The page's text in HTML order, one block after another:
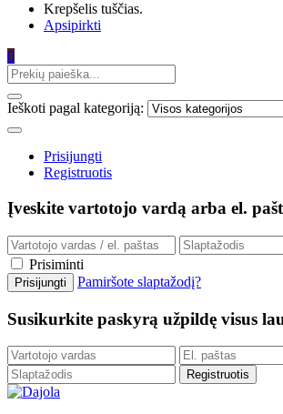
Krepšelis tuščias.
Apsipirkti
0
Ieškoti pagal kategoriją:
Prisijungti
Registruotis
Įveskite vartotojo vardą arba el.
Prisiminti
Pamiršote slaptažodį?
Susikurkite paskyrą užpildę visus